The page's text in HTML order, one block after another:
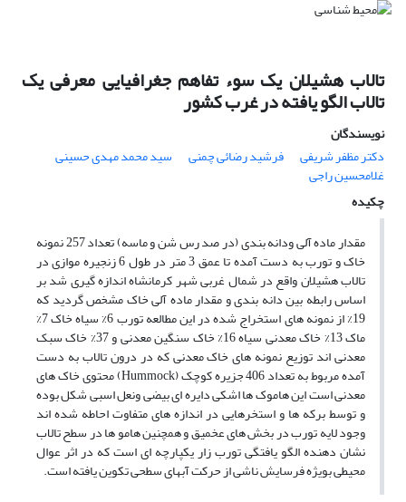
تالاب هشیلان یک سوء تفاهم جغرافیایی معرفی یک
تالاب الگو یافته در غرب کشور
نویسندگان
دکتر مظفر شریفی
فرشید رضائی چمنی سید محمد مهدی حسینی
غلامحسین راجی
چکیده
مقدار ماده آلی ودانه بندی (در صد رس شن و ماسه) تعداد 257 نمونه
خاک و تورب به دست آمده تا عمق 3 متر در طول 6 زنجیره موازی در
تالاب هشیلان واقع در شمال غربی شهر کرمانشاه اندازه گیری شد بر
اساس رابطه بین دانه بندی و مقدار ماده آلی خاک مشخص گردید که
19% از نمونه های استخراج شده در این مطالعه تورب 6% سیاه خاک 7%
ماک 13% خاک معدنی سیاه 16% خاک سنگین معدنی و 37% خاک سبک
معدنی اند توزیع نمونه های خاک معدنی که در درون تالاب به دست
آمده مربوط به تعداد 406 جزیره کوچک (Hummock) محتوی خاک های
معدنی است این هاموک ها اشکی دایره ای بیضی ونعل اسبی شکل بوده
و توسط برکه ها و استخرهایی در اندازه های متفاوت احاطه شده اند
وجود لایه تورب در بخش های عخمیق و همچنین هامو ها در سطح تالاب
نشان دهنده الگو یافتگی تورب زار یکپارچه ای است که در اثر عوال
محیطی بویژه فرسایش ناشی از حرکت آبهای سطحی تکوین یافته است.